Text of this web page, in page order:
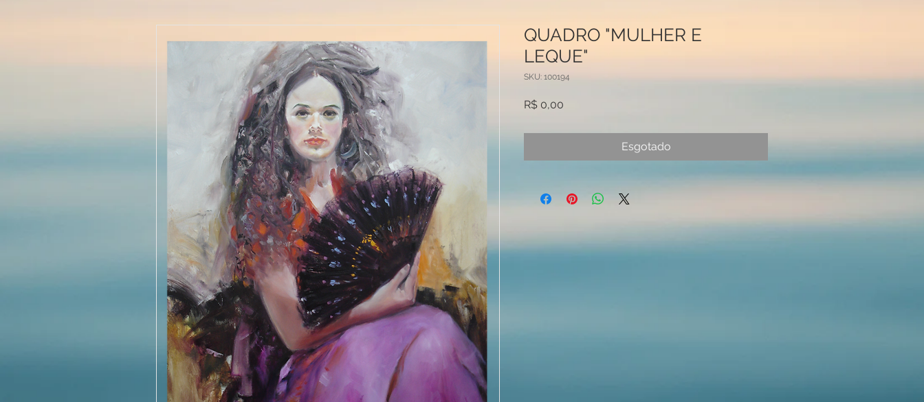
QUADRO "MULHER E
LEQUE"
SKU: 100194
R$ 0,00
Esgotado